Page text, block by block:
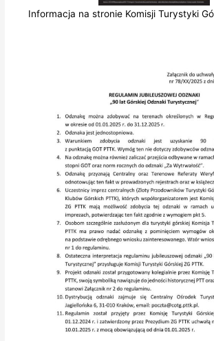
Informacja na stronie Komisji Turystyki